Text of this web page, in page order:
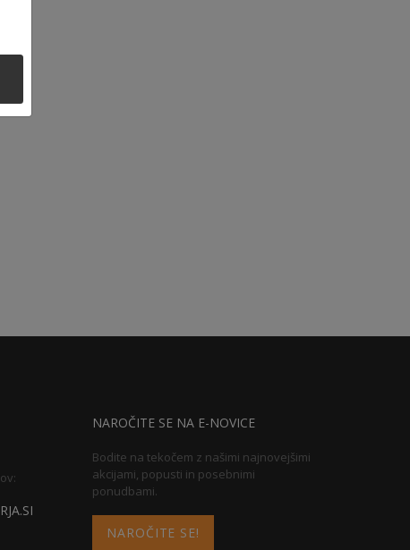
NAROČITE SE NA E-NOVICE
Bodite na tekočem z našimi najnovejšimi
akcijami, popusti in posebnimi
ponudbami.
NAROČITE SE!